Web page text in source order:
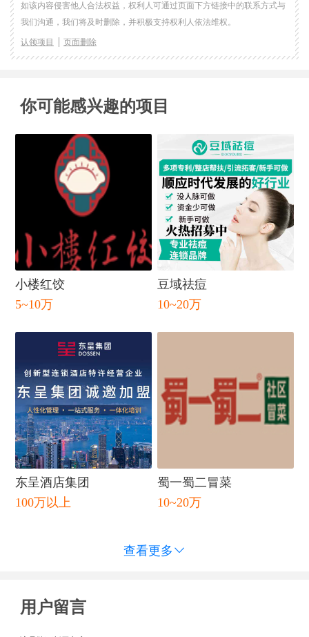
如该内容侵害他人合法权益，权利人可通过页面下方链接中的联系方式与
我们沟通，我们将及时删除，并积极支持权利人依法维权。
认领项目 页面删除
你可能感兴趣的项目
小楼红饺
5~10万
豆域祛痘
10~20万
东呈酒店集团
100万以上
蜀一蜀二冒菜
10~20万
查看更多 
用户留言